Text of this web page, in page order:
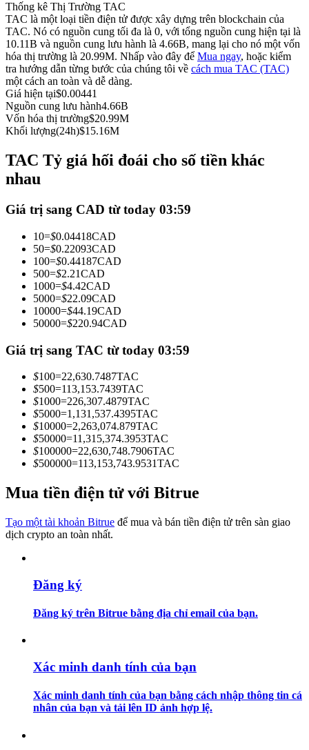
Sao chép Giao dịch
Trở thành Nhà giao dịch Sao chép
Tận hưởng chia sẻ lợi nhuận và hoa hồng giao dịch sao chép
Thông tin
Hướng dẫn
Thống kê Thị Trường TAC
TAC là một loại tiền điện tử được xây dựng trên blockchain của
TAC. Nó có nguồn cung tối đa là 0, với tổng nguồn cung hiện tại là
10.11B và nguồn cung lưu hành là 4.66B, mang lại cho nó một vốn
hóa thị trường là 20.99M. Nhấp vào đây để Mua ngay, hoặc kiểm
tra hướng dẫn từng bước của chúng tôi về cách mua TAC (TAC)
một cách an toàn và dễ dàng.
Giá hiện tại$0.00441
Nguồn cung lưu hành4.66B
Vốn hóa thị trường$20.99M
Khối lượng(24h)$15.16M
TAC Tỷ giá hối đoái cho số tiền khác
nhau
Giá trị sang CAD từ today 03:59
10=$0.04418CAD
50=$0.22093CAD
100=$0.44187CAD
500=$2.21CAD
1000=$4.42CAD
5000=$22.09CAD
10000=$44.19CAD
50000=$220.94CAD
Giá trị sang TAC từ today 03:59
$100=22,630.7487TAC
$500=113,153.7439TAC
$1000=226,307.4879TAC
$5000=1,131,537.4395TAC
$10000=2,263,074.879TAC
$50000=11,315,374.3953TAC
$100000=22,630,748.7906TAC
$500000=113,153,743.9531TAC
Mua tiền điện tử với Bitrue
Tạo một tài khoản Bitrue để mua và bán tiền điện tử trên sàn giao
dịch crypto an toàn nhất.
Đăng ký
Đăng ký trên Bitrue bằng địa chỉ email của bạn.
Xác minh danh tính của bạn
Xác minh danh tính của bạn bằng cách nhập thông tin cá
nhân của bạn và tải lên ID ảnh hợp lệ.